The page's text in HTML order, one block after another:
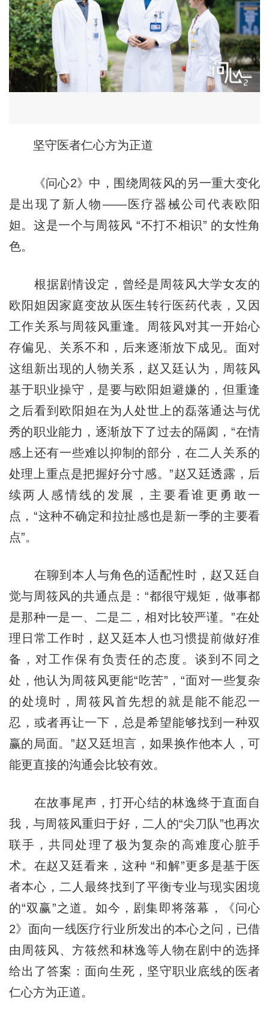
坚守医者仁心方为正道
《问心2》中，围绕周筱风的另一重大变化
是出现了新人物——医疗器械公司代表欧阳
妲。这是一个与周筱风 “不打不相识” 的女性角
色。
根据剧情设定，曾经是周筱风大学女友的
欧阳妲因家庭变故从医生转行医药代表，又因
工作关系与周筱风重逢。周筱风对其一开始心
存偏见、关系不和，后来逐渐放下成见。面对
这组新出现的人物关系，赵又廷认为，周筱风
基于职业操守，是要与欧阳妲避嫌的，但重逢
之后看到欧阳妲在为人处世上的磊落通达与优
秀的职业能力，逐渐放下了过去的隔阂，“在情
感上还有一些难以抑制的部分，在二人关系的
处理上重点是把握好分寸感。”赵又廷透露，后
续两人感情线的发展，主要看谁更勇敢一
点，“这种不确定和拉扯感也是新一季的主要看
点”。
在聊到本人与角色的适配性时，赵又廷自
觉与周筱风的共通点是：“都很守规矩，做事都
是那种一是一、二是二，相对比较严谨。”在处
理日常工作时，赵又廷本人也习惯提前做好准
备，对工作保有负责任的态度。谈到不同之
处，他认为周筱风更能“吃苦”，“面对一些复杂
的处境时，周筱风首先想的就是能不能忍一
忍，或者再让一下，总是希望能够找到一种双
赢的局面。”赵又廷坦言，如果换作他本人，可
能更直接的沟通会比较有效。
在故事尾声，打开心结的林逸终于直面自
我，与周筱风重归于好，二人的“尖刀队”也再次
联手，共同处理了极为复杂的高难度心脏手
术。在赵又廷看来，这种 “和解”更多是基于医
者本心，二人最终找到了平衡专业与现实困境
的“双赢”之道。如今，剧集即将落幕，《问心
2》面向一线医疗行业所发出的本心之问，已借
由周筱风、方筱然和林逸等人物在剧中的选择
给出了答案：面向生死，坚守职业底线的医者
仁心方为正道。